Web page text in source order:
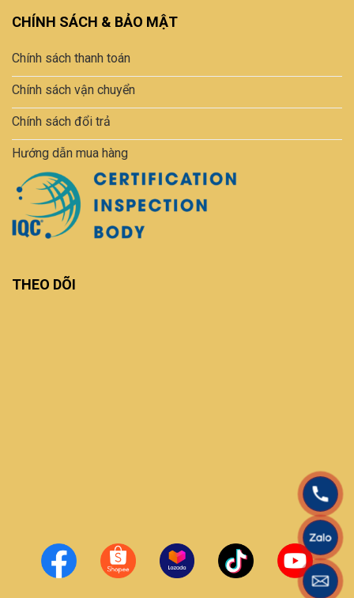
CHÍNH SÁCH & BẢO MẬT
Chính sách thanh toán
Chính sách vận chuyển
Chính sách đổi trả
Hướng dẫn mua hàng
THEO DÕI